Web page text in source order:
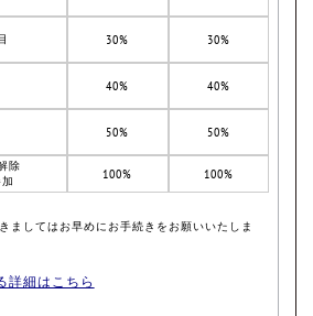
30% 30%
40% 40%
50% 50%
除
100% 100%
ましてはお早めにお手続きをお願いいたしま
詳細はこちら